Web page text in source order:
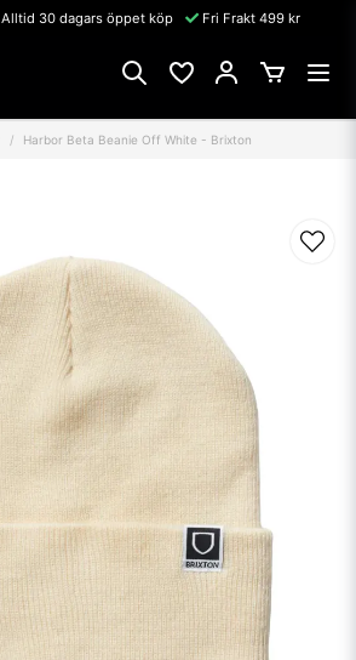
Alltid 30 dagars öppet köp Fri Frakt 499 kr
Harbor Beta Beanie Off White - Brixton